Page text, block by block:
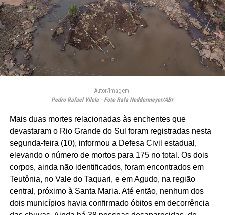
Autor/Imagem:
Pedro Rafael Vilela - Foto Rafa Neddermeyer/ABr
Mais duas mortes relacionadas às enchentes que
devastaram o Rio Grande do Sul foram registradas nesta
segunda-feira (10), informou a Defesa Civil estadual,
elevando o número de mortos para 175 no total. Os dois
corpos, ainda não identificados, foram encontrados em
Teutônia, no Vale do Taquari, e em Agudo, na região
central, próximo à Santa Maria. Até então, nenhum dos
dois municípios havia confirmado óbitos em decorrência